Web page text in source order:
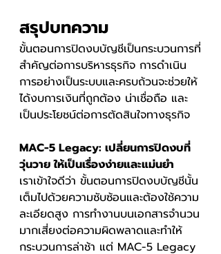
สรุปบทความ
ขั้นตอนการปิดงบบัญชีเป็นกระบวนการที่
สำคัญต่อการบริหารธุรกิจ การดำเนิน
การอย่างเป็นระบบและครบถ้วนจะช่วยให้
ได้งบการเงินที่ถูกต้อง น่าเชื่อถือ และ
เป็นประโยชน์ต่อการตัดสินใจทางธุรกิจ
MAC-5 Legacy: เปลี่ยนการปิดงบที่
วุ่นวาย ให้เป็นเรื่องง่ายและแม่นยำ
เราเข้าใจดีว่า ขั้นตอนการปิดงบบัญชีนั้น
เต็มไปด้วยความซับซ้อนและต้องใช้ความ
ละเอียดสูง การทำงานบนเอกสารจำนวน
มากเสี่ยงต่อความผิดพลาดและทำให้
กระบวนการล่าช้า แต่ MAC-5 Legacy